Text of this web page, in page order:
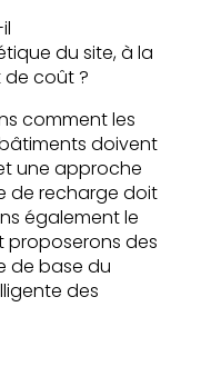
du site, à la
de coût ?
comment les
doivent
une approche
de recharge doit
également le
proposerons des
de base du
des